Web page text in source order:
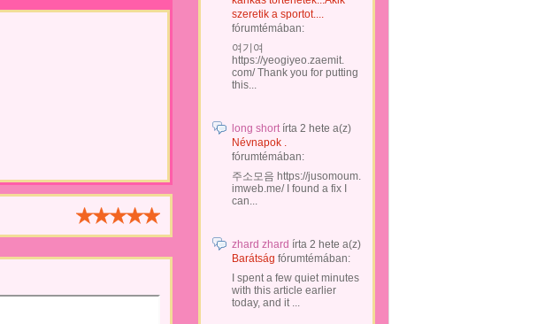
szeretik a sportot....
fórumtémában:
여기여
https://yeogiyeo.zaemit.
com/ Thank you for putting
this...
long shortírta 2 hete a(z)
Névnapok .
fórumtémában:
주소모음 https://jusomoum.
imweb.me/ I found a fix I
can...
zhard zhard írta 2 hete a(z)
Barátság fórumtémában:
I spent a few quiet minutes
with this article earlier
today, and it ...